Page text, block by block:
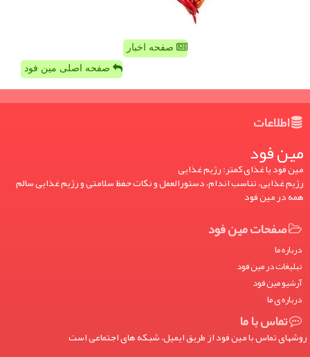
صفحه اخبار
صفحه اصلی مین فود
اطلاعات
مین فود
مین فود یا غذای کمتر: رژیم غذایی
رژیم غذایی، تناسب اندام، دستورالعمل و نکات حفظ سلامتی و رژیم غذایی سالم
همه در مین فود
صفحات مین فود
درباره ما
تبلیغات در مین فود
آرشیو مین فود
درباره ی ما
تماس با ما
روشهای تماس با مین فود از طریق ایمیل، شبکه های اجتماعی است